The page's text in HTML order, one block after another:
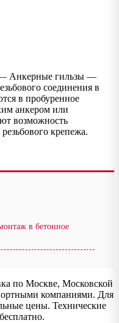
Анкерные гильзы —
соединения в
в пробуренное
анкером или
возможность
крепежа.
в бетонное
по Москве, Московской
компаниями. Для
цены. Технические